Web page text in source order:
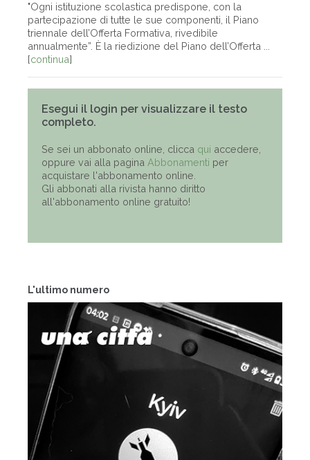
L'ultimo numero
"Ogni istituzione scolastica predispone, con la
partecipazione di tutte le sue componenti, il Piano
triennale dell’Offerta Formativa, rivedibile
annualmente”. È la riedizione del Piano dell’Offerta ...
[continua]
Esegui il login per visualizzare il testo
completo.
Se sei un abbonato online, clicca qui accedere,
oppure vai alla pagina Abbonamenti per
acquistare l'abbonamento online.
Gli abbonati alla rivista hanno diritto
all'abbonamento online gratuito!